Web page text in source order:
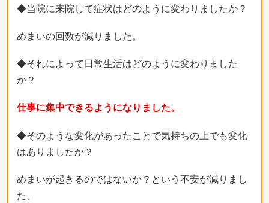
◆当院に来院して症状はどのように変わりましたか？
めまいの回数が減りました。
◆それによって日常生活はどのように変わりました
か？
仕事に集中できるようになりました。
◆そのような変化があったことで気持ちの上でも変化
はありましたか？
めまいが起きるのではないか？という不安が減りまし
た。